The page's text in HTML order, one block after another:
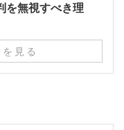
を無視すべき理
見る